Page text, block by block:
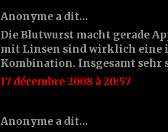
Anonyme a dit…
Die Blutwurst macht gerade
mit Linsen sind wirklich eine
Kombination. Insgesamt sehr
17 décembre 2008 à 20:57
Anonyme a dit…